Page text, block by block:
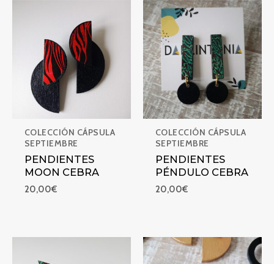
COLECCIÓN CÁPSULA
SEPTIEMBRE
PENDIENTES
MOON CEBRA
20,00€
PENDIENTES PÉNDULO
COLECCIÓN CÁPSULA
SEPTIEMBRE
PENDIENTES
PÉNDULO CEBRA
20,00€
PENDIENTES SATÉLITE ABIERTO CEBRAPENDIENTES SATÉLITE